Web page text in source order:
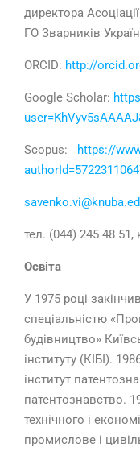
директора
ГО Зварників
ORCID: http://
Google Scholar:
Scopus:
https://
тел. (044) 245 48 51,
Освіта
У 1975 році
спеціальністю
будівництво»
інституту (КІБІ).
інститут
патентознавство.
технічного і
промислове і